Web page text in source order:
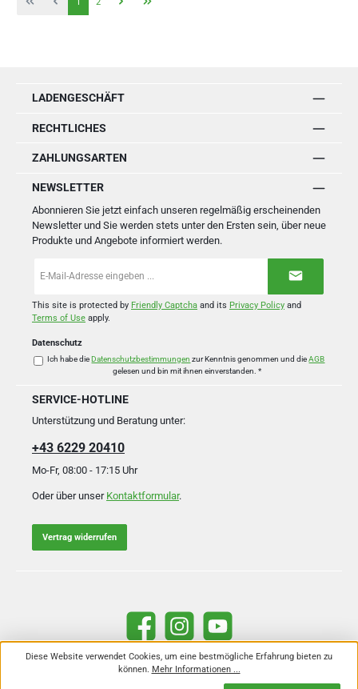
1 2
LADENGESCHÄFT
RECHTLICHES
ZAHLUNGSARTEN
NEWSLETTER
Abonnieren Sie jetzt einfach unseren regelmäßig erscheinenden
Newsletter und Sie werden stets unter den Ersten sein, über neue
Produkte und Angebote informiert werden.
Mail-
*
This site is protected by Friendly Captcha and its Privacy Policy and
Terms of Use apply.
Datenschutz
Ich habe dieDatenschutzbestimmungen zur Kenntnis genommen und dieAGB
gelesen und bin mit ihnen einverstanden. *
SERVICE-HOTLINE
Unterstützung und Beratung unter:
+43 6229 20410
Mo-Fr, 08:00 - 17:15 Uhr
Oder über unser Kontaktformular.
Vertrag widerrufen
Facebook Instagram YouTube
Alle Preise inkl. gesetzl. Mehrwertsteuer zzgl.Versandkosten
Nachnahmegebühren, wenn nicht anders angegeben.
Diese Website verwendet Cookies, um eine bestmögliche Erfahrung bieten zu
können. Mehr Informationen ...